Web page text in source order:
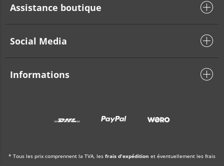
Assistance boutique
Social Media
Informations
* Tous les prix comprennent la TVA, les frais d'expédition et éventuellement les frais